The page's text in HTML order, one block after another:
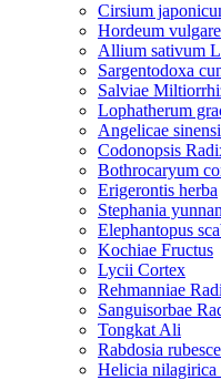
Cirsium
Hordeum
Allium sativum
Sargentodoxa
Salviae
Lophatherum
Angelicae
Codonopsis
Bothrocaryum
Erigerontis herba
Stephania
Elephantopus
Kochiae Fructus
Lycii Cortex
Rehmanniae
Sanguisorbae
Tongkat Ali
Rabdosia
Helicia nilagirica